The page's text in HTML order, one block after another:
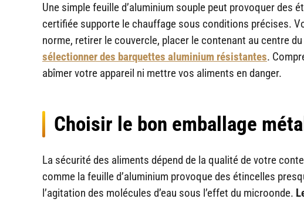
Une simple feuille d’aluminium souple peut provoquer des
certifiée supporte le chauffage sous conditions précises.
norme, retirer le couvercle, placer le contenant au centre
sélectionner des barquettes aluminium résistantes.
abîmer votre appareil ni mettre vos aliments en danger.
Choisir le bon emballage
La sécurité des aliments dépend de la qualité de votre
comme la feuille d’aluminium provoque des étincelles
l’agitation des molécules d’eau sous l’effet du microonde.